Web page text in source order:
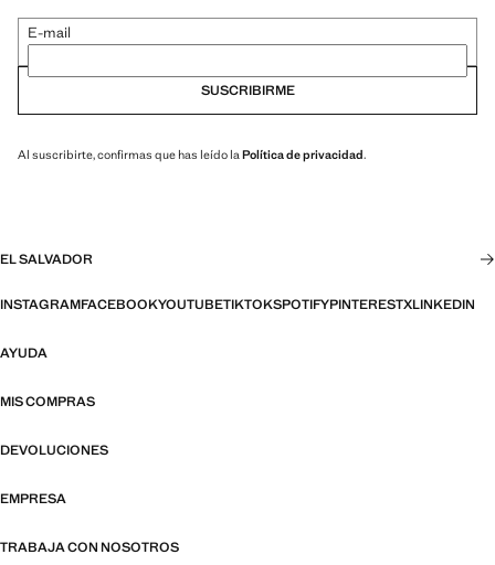
E-mail
SUSCRIBIRME
Al suscribirte, confirmas que has leído laPolítica de privacidad.
EL SALVADOR
INSTAGRAMFACEBOOKYOUTUBETIKTOKSPOTIFYPINTERESTXLINKEDIN
AYUDA
MIS COMPRAS
DEVOLUCIONES
EMPRESA
TRABAJA CON NOSOTROS